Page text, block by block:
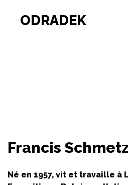
ODRADEK
Francis Schmetz
Né en 1957, vit et travaille à